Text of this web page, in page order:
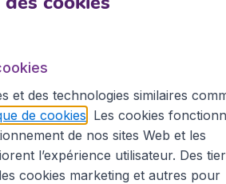
sur BudgetAir.fr, voyagez à
économiser? Recherchez votre
l'Irlande Du Nord
aériennes régulières
telles que EasyJet, Ryanair ou
Du Nord.
et des technologies similaires
de cookies . Les cookies
de nos sites Web et les
l’expérience utilisateur. Des
cookies marketing et autres pour